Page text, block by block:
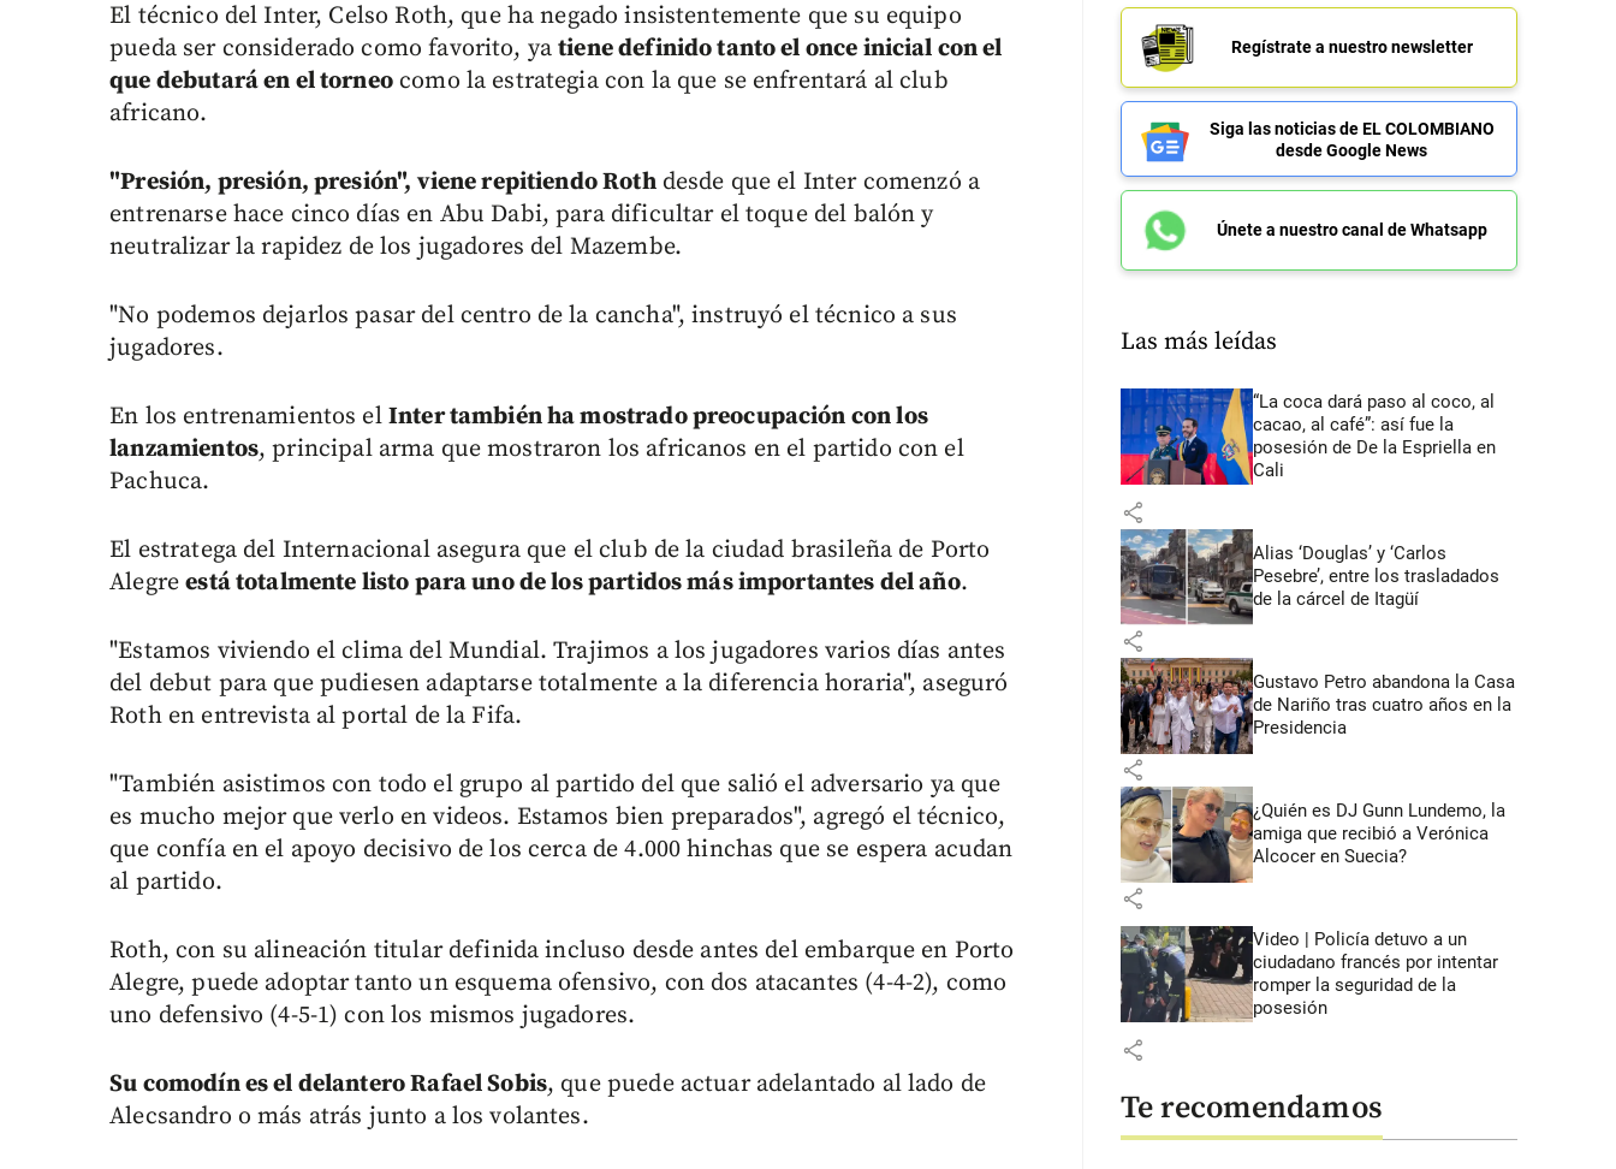
El técnico del Inter, Celso Roth, que ha negado insistentemente que su equipo
pueda ser considerado como favorito, yatiene definido tanto el once inicial con el
que debutará en el torneocomo la estrategia con la que se enfrentará al club
africano.
"Presión, presión, presión", viene repitiendo Rothdesde que el Inter comenzó a
entrenarse hace cinco días en Abu Dabi, para dificultar el toque del balón y
neutralizar la rapidez de los jugadores del Mazembe.
"No podemos dejarlos pasar del centro de la cancha", instruyó el técnico a sus
jugadores.
En los entrenamientos el Inter también ha mostrado preocupación con los
lanzamientos, principal arma que mostraron los africanos en el partido con el
Pachuca.
El estratega del Internacional asegura que el club de la ciudad brasileña de Porto
Alegreestá totalmente listo para uno de los partidos más importantes del año.
"Estamos viviendo el clima del Mundial. Trajimos a los jugadores varios días antes
del debut para que pudiesen adaptarse totalmente a la diferencia horaria", aseguró
Roth en entrevista al portal de la Fifa.
"También asistimos con todo el grupo al partido del que salió el adversario ya que
es mucho mejor que verlo en videos. Estamos bien preparados", agregó el técnico,
que confía en el apoyo decisivo de los cerca de 4.000 hinchas que se espera acudan
al partido.
Roth, con su alineación titular definida incluso desde antes del embarque en Porto
Alegre, puede adoptar tanto un esquema ofensivo, con dos atacantes (4-4-2), como
uno defensivo (4-5-1) con los mismos jugadores.
Su comodín es el delantero Rafael Sobis, que puede actuar adelantado al lado de
Alecsandro o más atrás junto a los volantes.
Regístrate a nuestro newsletter
Siga las noticias de EL COLOMBIANO
desde Google News
Únete a nuestro canal de Whatsapp
Las más leídas
“La coca dará paso al coco, al
cacao, al café”: así fue la
posesión de De la Espriella en
Cali
share
Alias ‘Douglas’ y ‘Carlos
Pesebre’, entre los trasladados
de la cárcel de Itagüí
share
Gustavo Petro abandona la Casa
de Nariño tras cuatro años en la
Presidencia
share
¿Quién es DJ Gunn Lundemo, la
amiga que recibió a Verónica
Alcocer en Suecia?
share
Video | Policía detuvo a un
ciudadano francés por intentar
romper la seguridad de la
posesión
share
Te recomendamos